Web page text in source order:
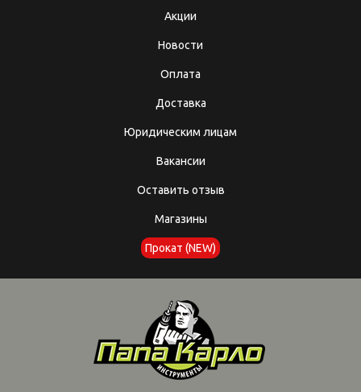
Акции
Новости
Оплата
Доставка
Юридическим лицам
Вакансии
Оставить отзыв
Магазины
Прокат (NEW)